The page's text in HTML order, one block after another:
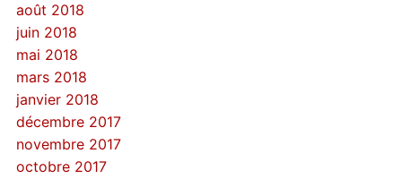
août 2018
juin 2018
mai 2018
mars 2018
janvier 2018
décembre 2017
novembre 2017
octobre 2017